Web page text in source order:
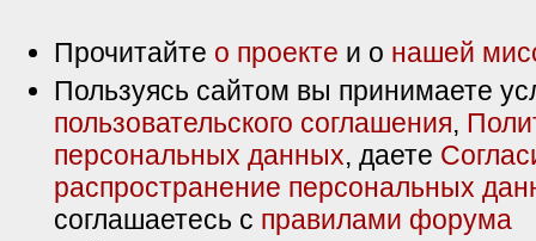
Прочитайте о проекте и о нашей
Пользуясь сайтом вы принимаете
пользовательского соглашения,
персональных данных, даете
распространение персональных
соглашаетесь с правилами форума